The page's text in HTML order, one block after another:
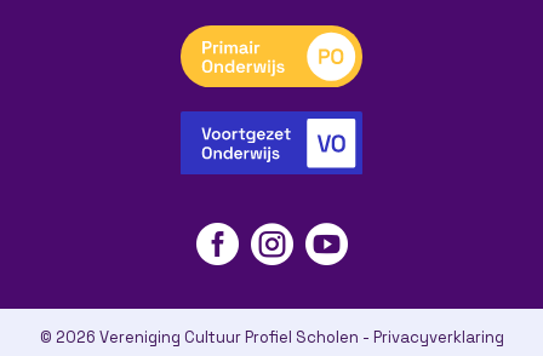
  
© 2026 Vereniging Cultuur Profiel Scholen - Privacyverklaring